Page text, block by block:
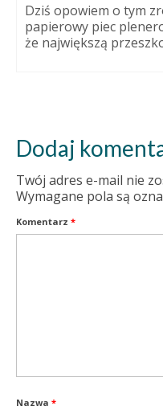
Dziś opowiem o tym
papierowy piec
że największą
Dodaj
Twój adres e-mail nie
Wymagane pola są
Komentarz *
Nazwa *